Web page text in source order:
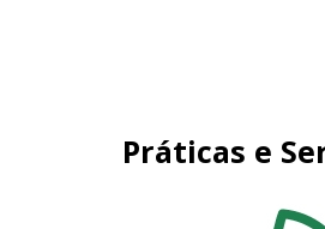
Práticas e